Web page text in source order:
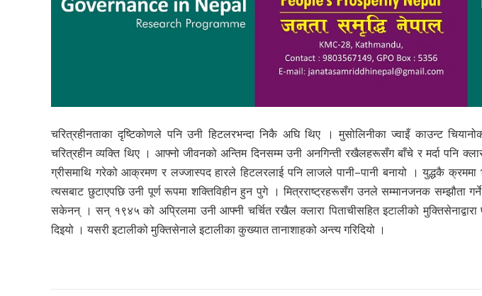
चरित्रहीनताका दृष्टिकोणले पनि उनी हिटलरभन्दा निकै अघि थिए । मुसोलिनीका ज्वाइँ काउन्ट
चरित्रहीन व्यक्ति थिए । आफ्नो जीवनको अन्तिम दिनसम्म उनी अनगिन्ती रखैलहरूसँग बाँचे र मर्दा पनि
ग्रीसमाथि गरेको आक्रमण र लज्जास्पद हारले हिटलरलाई पनि लाजले पानी–पानी बनायो । युद्धकै क्रममा
त्यसबाट छुटाएपछि उनी पूर्ण रूपमा शक्तिविहीन हुन पुगे । मित्रराष्ट्रहरूसँग उनले सम्मानजनक सम्झौता
सकेनन् । सन् १९४५ को अप्रिलमा उनी आफ्नी चर्चित रखैल क्लारा पिताचीसहित इटालीको
दिइयो । यसरी इटालीको मुक्तिसेनाले इटालीका कुख्यात तानाशाहको अन्त्य गरिदियो ।